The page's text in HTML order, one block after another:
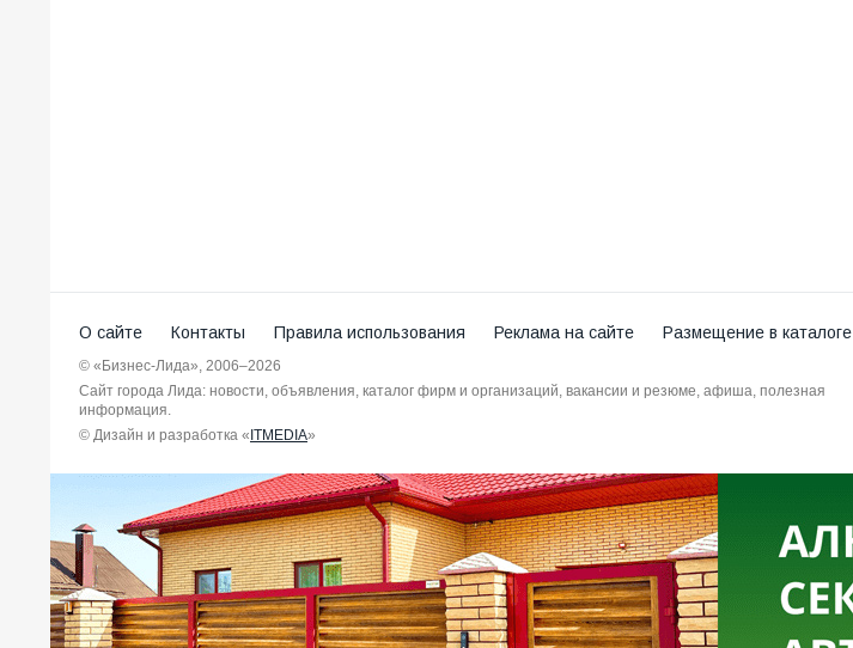
О сайте Контакты Правила использования Реклама на сайте Размещение в каталоге
© «Бизнес-Лида», 2006–2026
Сайт города Лида: новости, объявления, каталог фирм и организаций, вакансии и резюме, афиша, полезная
информация.
© Дизайн и разработка «ITMEDIA»